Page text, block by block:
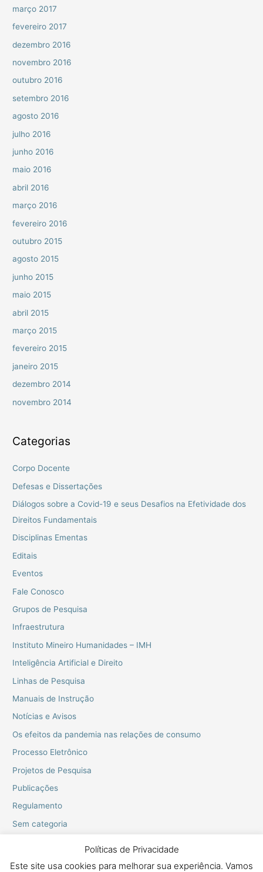
março 2017
fevereiro 2017
dezembro 2016
novembro 2016
outubro 2016
setembro 2016
agosto 2016
julho 2016
junho 2016
maio 2016
abril 2016
março 2016
fevereiro 2016
outubro 2015
agosto 2015
junho 2015
maio 2015
abril 2015
março 2015
fevereiro 2015
janeiro 2015
dezembro 2014
novembro 2014
Categorias
Corpo Docente
Defesas e Dissertações
Diálogos sobre a Covid-19 e seus Desafios na Efetividade dos
Direitos Fundamentais
Disciplinas Ementas
Editais
Eventos
Fale Conosco
Grupos de Pesquisa
Infraestrutura
Instituto Mineiro Humanidades – IMH
Inteligência Artificial e Direito
Linhas de Pesquisa
Manuais de Instrução
Notícias e Avisos
Os efeitos da pandemia nas relações de consumo
Processo Eletrônico
Projetos de Pesquisa
Publicações
Regulamento
Sem categoria
Políticas de Privacidade
Este site usa cookies para melhorar sua experiência. Vamos